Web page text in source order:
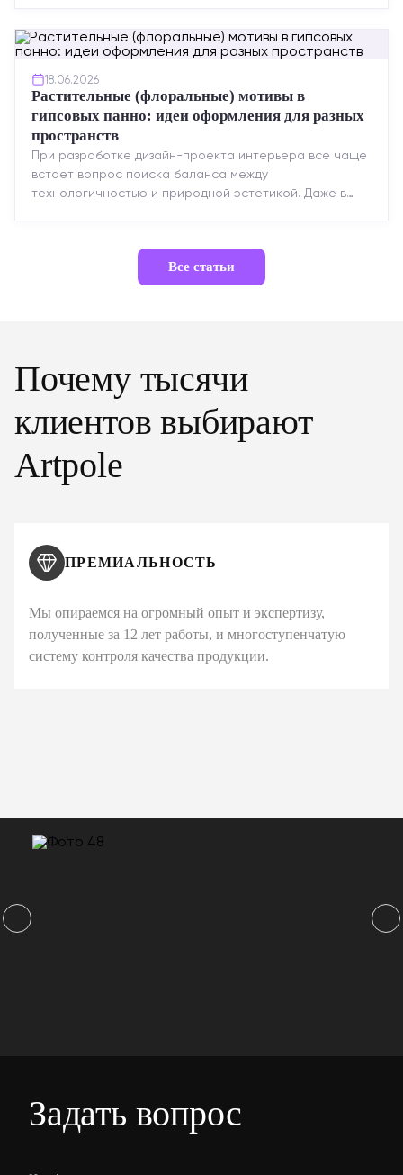
18.06.2026
Растительные (флоральные) мотивы в
гипсовых панно: идеи оформления для разных
пространств
При разработке дизайн-проекта интерьера все чаще
встает вопрос поиска баланса между
технологичностью и природной эстетикой. Даже в
Все статьи
Почему тысячи
клиентов выбирают
Artpole
ПРЕМИАЛЬНОСТЬ
Мы опираемся на огромный опыт и экспертизу,
полученные за 12 лет работы, и многоступенчатую
систему контроля качества продукции.
Задать вопрос